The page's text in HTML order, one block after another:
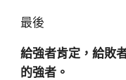
最後
給強者肯定，給敗
的強者。